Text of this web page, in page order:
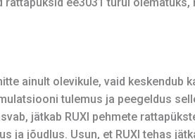
ainult olevikule, vaid keskendub
tulemus ja peegeldus
jätkab RUXI pehmete
ja jõudlus. Usun, et RUXI tehas